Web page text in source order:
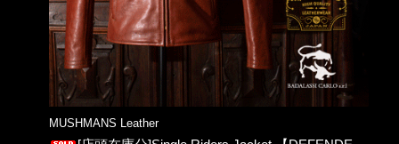
MUSHMANS Leather